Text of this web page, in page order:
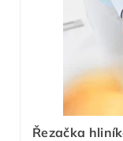
Řezačka